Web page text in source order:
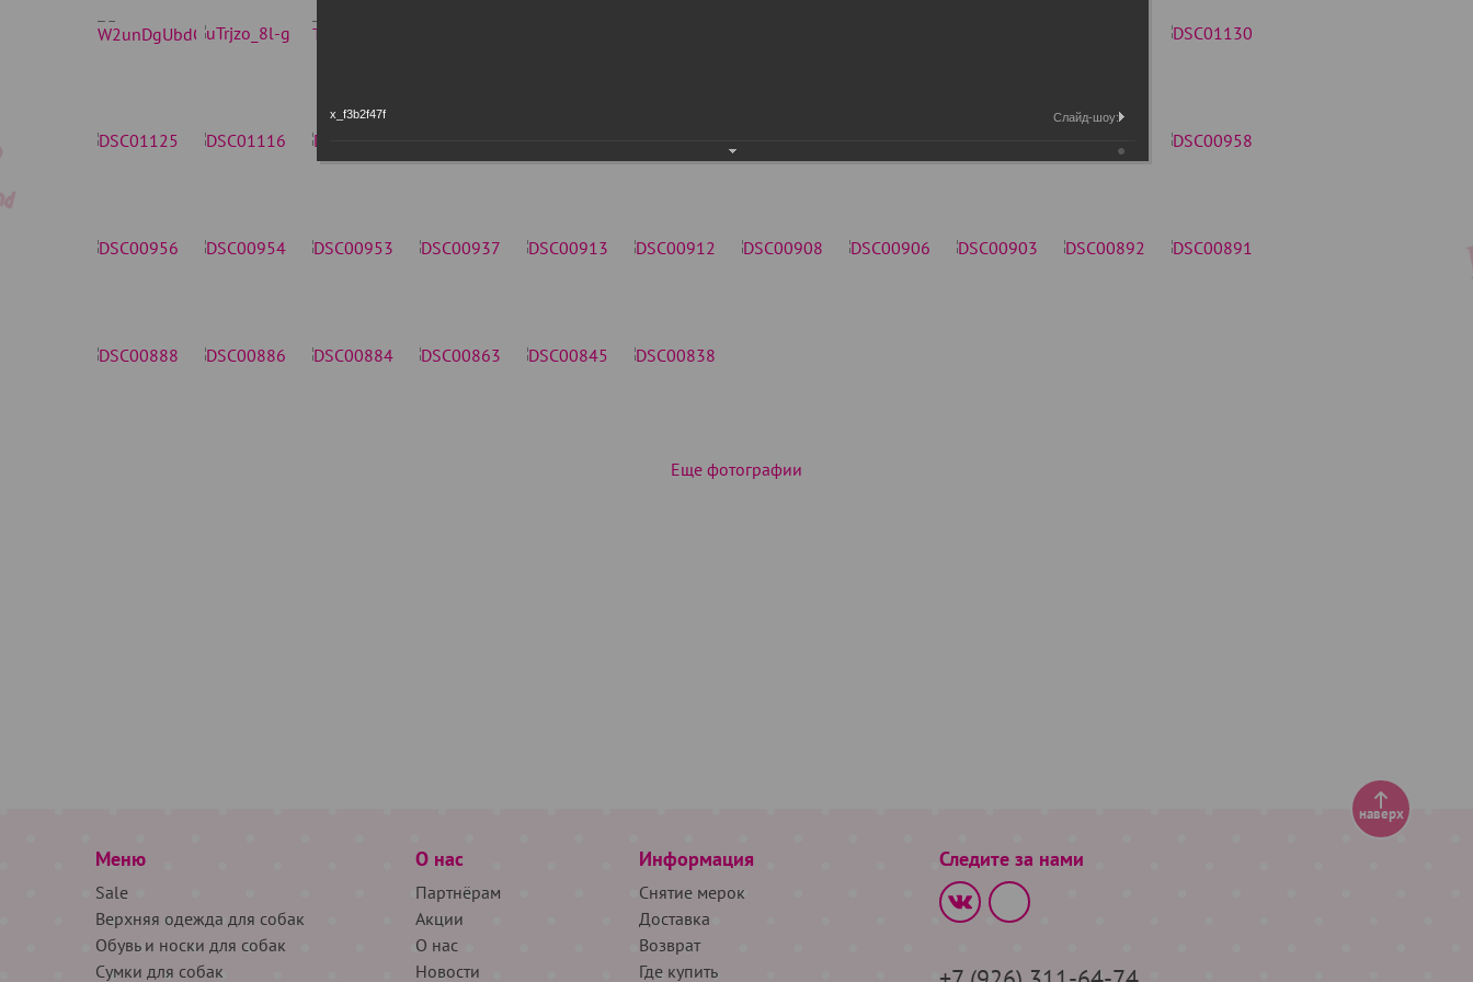
Еще фотографии
Меню
Sale
Верхняя одежда для собак
Обувь и носки для собак
Сумки для собак
О нас
Партнёрам
Акции
О нас
Новости
Информация
Снятие мерок
Доставка
Возврат
Где купить
Следите за нами
наверх
x_f3b2f47f Слайд-шоу: